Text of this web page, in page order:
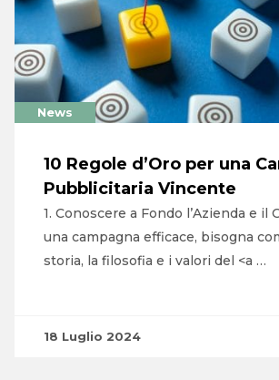
News
10 Regole d’Oro per una
Pubblicitaria Vincente
1. Conoscere a Fondo l’Azienda e il
una campagna efficace, bisogna
storia, la filosofia e i valori del <a …
18 Luglio 2024